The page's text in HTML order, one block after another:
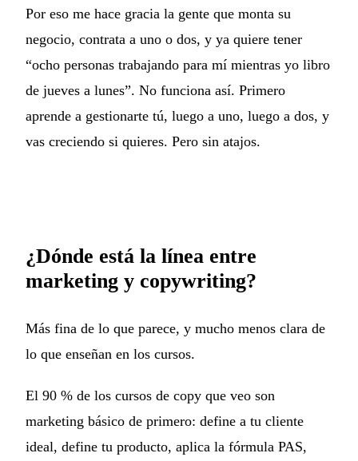
Por eso me hace gracia la gente que monta su
negocio, contrata a uno o dos, y ya quiere tener
“ocho personas trabajando para mí mientras yo libro
de jueves a lunes”. No funciona así. Primero
aprende a gestionarte tú, luego a uno, luego a dos, y
vas creciendo si quieres. Pero sin atajos.
¿Dónde está la línea entre
marketing y copywriting?
Más fina de lo que parece, y mucho menos clara de
lo que enseñan en los cursos.
El 90 % de los cursos de copy que veo son
marketing básico de primero: define a tu cliente
ideal, define tu producto, aplica la fórmula PAS,